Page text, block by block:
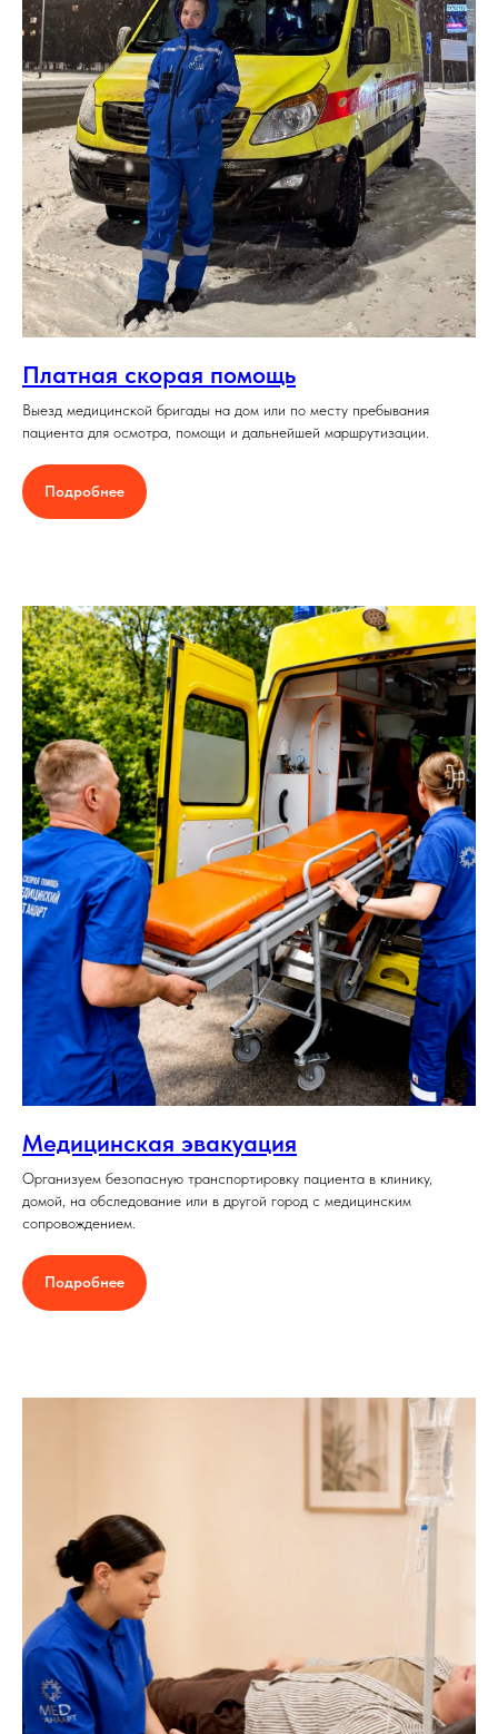
Платная скорая помощь
Выезд медицинской бригады на дом или по месту пребывания
пациента для осмотра, помощи и дальнейшей маршрутизации.
Подробнее
Медицинская эвакуация
Организуем безопасную транспортировку пациента в клинику,
домой, на обследование или в другой город с медицинским
сопровождением.
Подробнее